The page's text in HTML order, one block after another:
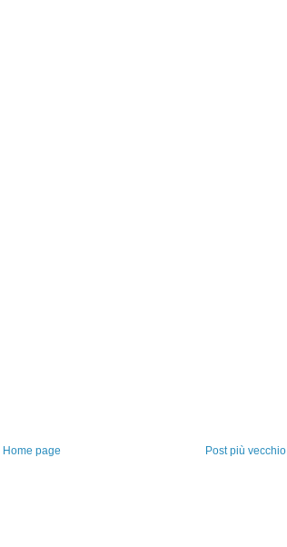
Post più vecchio
Home page